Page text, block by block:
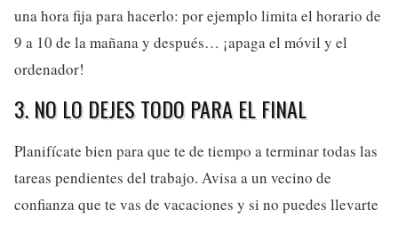
una hora fija para hacerlo: por ejemplo limita el horario de
9 a 10 de la mañana y después… ¡apaga el móvil y el
ordenador!
3. NO LO DEJES TODO PARA EL FINAL
Planifícate bien para que te de tiempo a terminar todas las
tareas pendientes del trabajo. Avisa a un vecino de
confianza que te vas de vacaciones y si no puedes llevarte